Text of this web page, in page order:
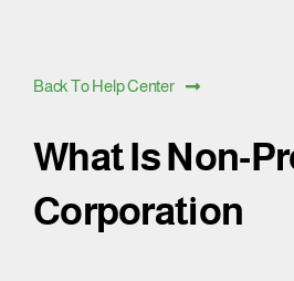
Back To Help Center
What Is Non-
Corporation